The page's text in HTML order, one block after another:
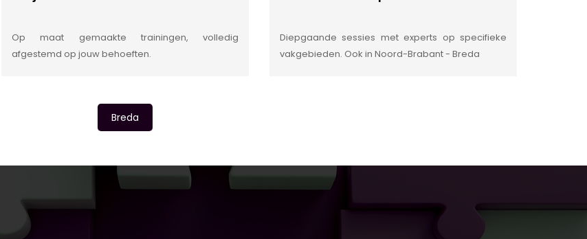
Op maat gemaakte trainingen, volledig
afgestemd op jouw behoeften.
Diepgaande sessies met experts op specifieke
vakgebieden. Ook in Noord-Brabant - Breda
Breda